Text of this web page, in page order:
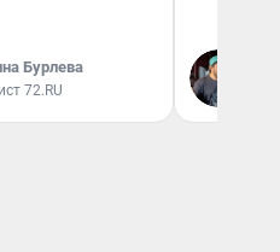
Бурлева
72.RU